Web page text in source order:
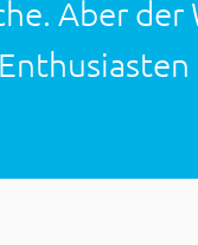
Aber